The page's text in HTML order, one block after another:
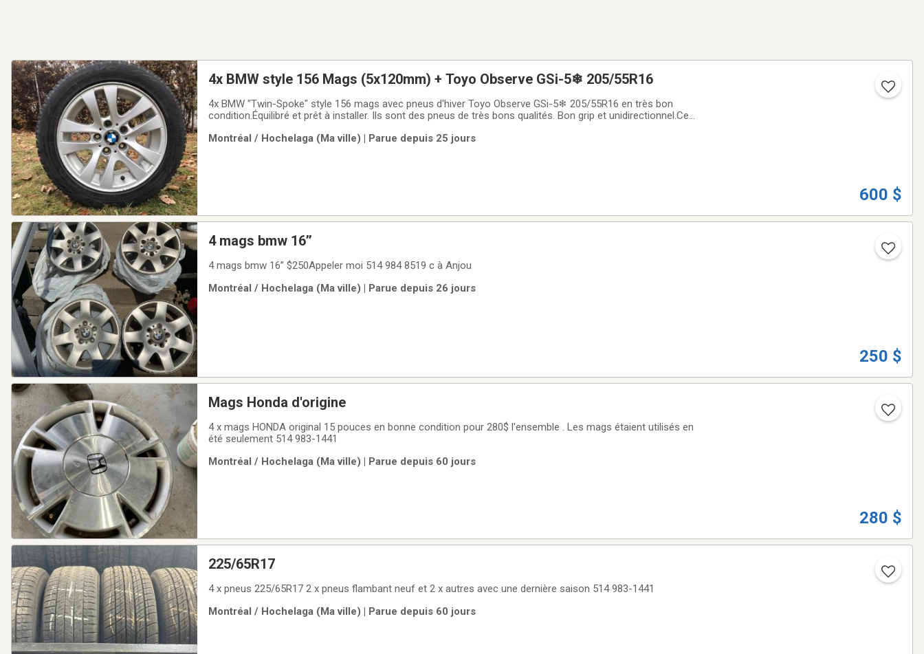
4x BMW style 156 Mags (5x120mm) + Toyo Observe GSi-5❄ 205/55R16
4x BMW "Twin-Spoke" style 156 mags avec pneus d'hiver Toyo Observe GSi-5❄ 205/55R16 en très bon
condition.Équilibré et prêt à installer. Ils sont des pneus de très bons qualités. Bon grip et unidirectionnel.Ces
bolt pattern 5x120mm et center
Montréal / Hochelaga (Ma ville) | Parue depuis 25 jours
600 $
4 mags bmw 16’’
4 mags bmw 16’’ $250Appeler moi 514 984 8519 c à Anjou
Montréal / Hochelaga (Ma ville) | Parue depuis 26 jours
250 $
Mags Honda d'origine
4 x mags HONDA original 15 pouces en bonne condition pour 280$ l'ensemble . Les mags étaient utilisés en
été seulement 514 983-1441
Montréal / Hochelaga (Ma ville) | Parue depuis 60 jours
280 $
225/65R17
4 x pneus 225/65R17 2 x pneus flambant neuf et 2 x autres avec une dernière saison 514 983-1441
Montréal / Hochelaga (Ma ville) | Parue depuis 60 jours